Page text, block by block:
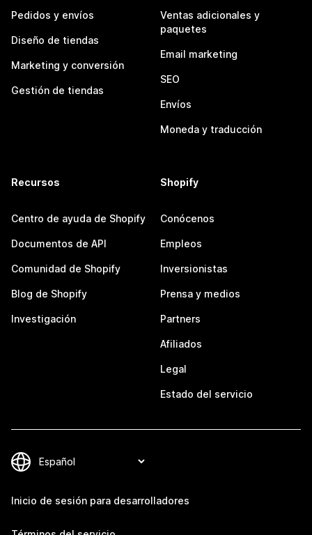
Pedidos y envíos
Diseño de tiendas
Marketing y conversión
Gestión de tiendas
Ventas adicionales y
paquetes
Email marketing
SEO
Envíos
Moneda y traducción
Recursos
Centro de ayuda de Shopify
Documentos de API
Comunidad de Shopify
Blog de Shopify
Investigación
Shopify
Conócenos
Empleos
Inversionistas
Prensa y medios
Partners
Afiliados
Legal
Estado del servicio
Inicio de sesión para desarrolladores